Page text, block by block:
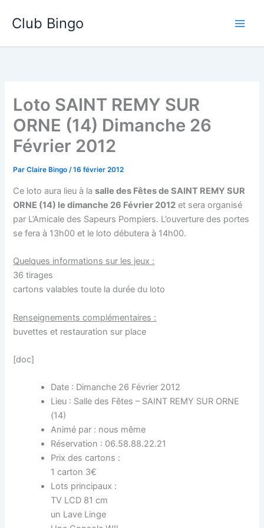
Club Bingo
Loto SAINT REMY SUR
ORNE (14) Dimanche 26
Février 2012
ParClaire Bingo/16 février 2012
Ce loto aura lieu à lasalle des Fêtes de SAINT REMY SUR
ORNE (14) le dimanche 26 Février 2012 et sera organisé
par L’Amicale des Sapeurs Pompiers. L’ouverture des portes
se fera à 13h00 et le loto débutera à 14h00.
Quelques informations sur les jeux :
36 tirages
cartons valables toute la durée du loto
Renseignements complémentaires :
buvettes et restauration sur place
[doc]
Date : Dimanche 26 Février 2012
Lieu : Salle des Fêtes – SAINT REMY SUR ORNE
(14)
Animé par : nous même
Réservation : 06.58.88.22.21
Prix des cartons :
1 carton 3€
Lots principaux :
TV LCD 81 cm
un Lave Linge